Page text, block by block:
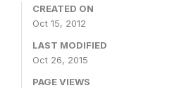
CREATED ON
Oct 15, 2012
LAST MODIFIED
Oct 26, 2015
PAGE VIEWS